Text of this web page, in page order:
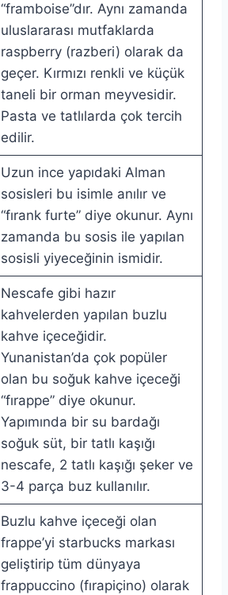
“framboise”dır. Aynı zamanda
uluslararası mutfaklarda
raspberry (razberi) olarak da
geçer. Kırmızı renkli ve küçük
taneli bir orman meyvesidir.
Pasta ve tatlılarda çok tercih
edilir.
Uzun ince yapıdaki Alman
sosisleri bu isimle anılır ve
“fırank furte” diye okunur. Aynı
zamanda bu sosis ile yapılan
sosisli yiyeceğinin ismidir.
Nescafe gibi hazır
kahvelerden yapılan buzlu
kahve içeceğidir.
Yunanistan’da çok popüler
olan bu soğuk kahve içeceği
“fırappe” diye okunur.
Yapımında bir su bardağı
soğuk süt, bir tatlı kaşığı
nescafe, 2 tatlı kaşığı şeker ve
3-4 parça buz kullanılır.
Buzlu kahve içeceği olan
frappe’yi starbucks markası
geliştirip tüm dünyaya
frappuccino (fırapiçino) olarak